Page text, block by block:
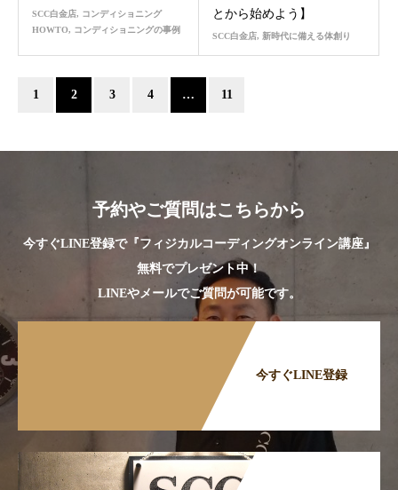
SCC白金店, コンディショニング
HOWTO, コンディショニングの事例
とから始めよう】
SCC白金店, 新時代に備える体創り
1 2 3 4 … 11
予約やご質問はこちらから
今すぐLINE登録で『フィジカルコーディングオンライン講座』
無料でプレゼント中！
LINEやメールでご質問が可能です。
今すぐLINE登録